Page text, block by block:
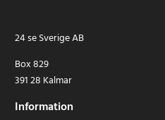
24 se Sverige AB
Box 829
391 28 Kalmar
Information